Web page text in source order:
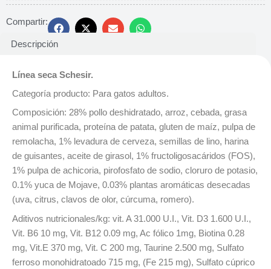
Compartir:
Descripción
Línea seca Schesir.
Categoría producto: Para gatos adultos.
Composición: 28% pollo deshidratado, arroz, cebada, grasa
animal purificada, proteína de patata, gluten de maíz, pulpa de
remolacha, 1% levadura de cerveza, semillas de lino, harina
de guisantes, aceite de girasol, 1% fructoligosacáridos (FOS),
1% pulpa de achicoria, pirofosfato de sodio, cloruro de potasio,
0.1% yuca de Mojave, 0.03% plantas aromáticas desecadas
(uva, citrus, clavos de olor, cúrcuma, romero).
Aditivos nutricionales/kg: vit. A 31.000 U.I., Vit. D3 1.600 U.I.,
Vit. B6 10 mg, Vit. B12 0.09 mg, Ac fólico 1mg, Biotina 0.28
mg, Vit.E 370 mg, Vit. C 200 mg, Taurine 2.500 mg, Sulfato
ferroso monohidratoado 715 mg, (Fe 215 mg), Sulfato cúprico